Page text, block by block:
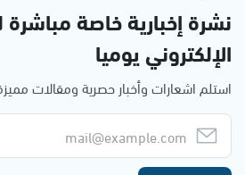
نشرة إخبارية خاصة مباشرة
الإلكتروني يوميا
استلم اشعارات وأخبار حصرية ومقالات